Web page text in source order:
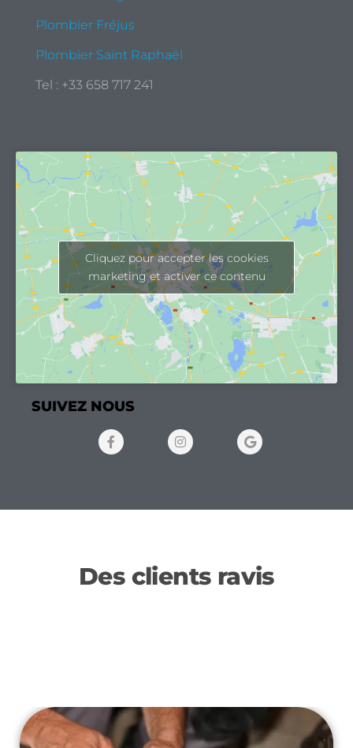
Cliquez pour accepter les cookies
marketing et activer ce contenu
SUIVEZ NOUS
Plombier Fréjus
Plombier Saint Raphaël
Tel : +33 658 717 241
Des clients ravis